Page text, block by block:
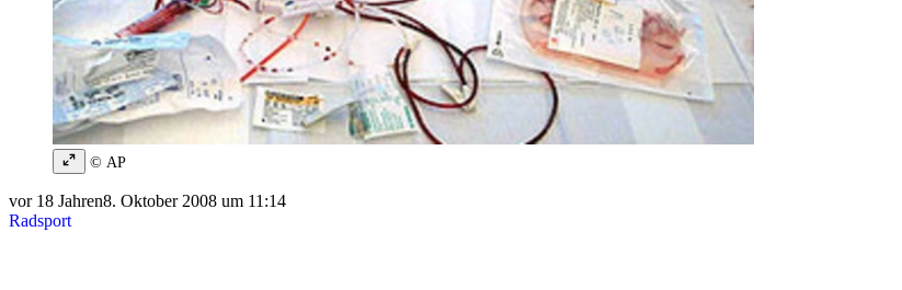
© AP
vor 18 Jahren8. Oktober 2008 um 11:14
Radsport